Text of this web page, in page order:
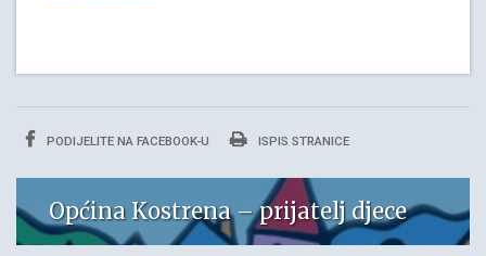
PODIJELITE NA FACEBOOK-U ISPIS STRANICE
Općina Kostrena – prijatelj djece